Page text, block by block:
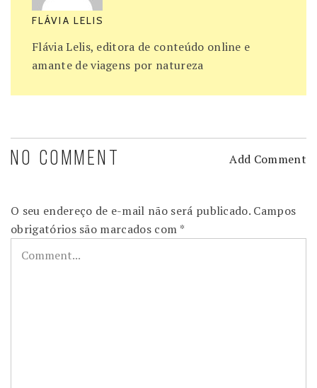
FLÁVIA LELIS
Flávia Lelis, editora de conteúdo online e
amante de viagens por natureza
NO COMMENT Add Comment
O seu endereço de e-mail não será publicado. Campos
obrigatórios são marcados com *